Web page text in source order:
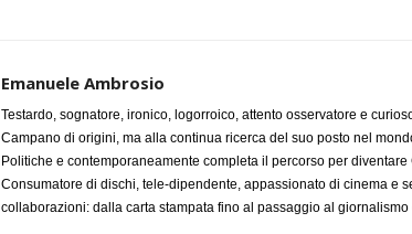
Emanuele Ambrosio
Testardo, sognatore, ironico, logorroico, attento osservatore e
Campano di origini, ma alla continua ricerca del suo posto nel
Politiche e contemporaneamente completa il percorso per diventare
Consumatore di dischi, tele-dipendente, appassionato di cinema e
collaborazioni: dalla carta stampata fino al passaggio al giornalismo